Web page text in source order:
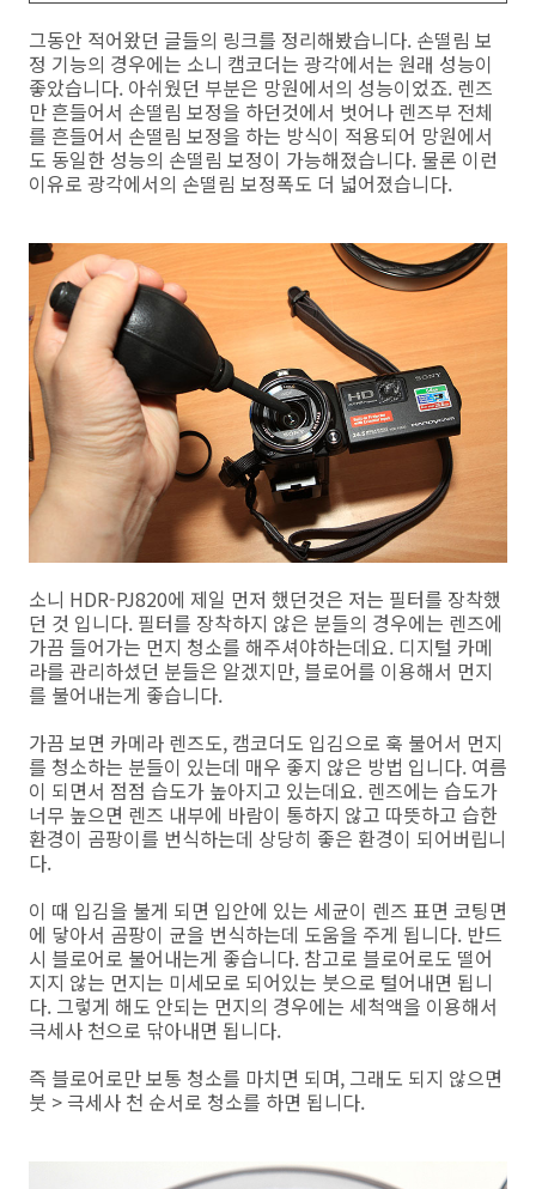
그동안 적어왔던 글들의 링크를 정리해봤습니다. 손떨림 보
정 기능의 경우에는 소니 캠코더는 광각에서는 원래 성능이
좋았습니다. 아쉬웠던 부분은 망원에서의 성능이었죠. 렌즈
만 흔들어서 손떨림 보정을 하던것에서 벗어나 렌즈부 전체
를 흔들어서 손떨림 보정을 하는 방식이 적용되어 망원에서
도 동일한 성능의 손떨림 보정이 가능해졌습니다. 물론 이런
이유로 광각에서의 손떨림 보정폭도 더 넓어졌습니다.
소니 HDR-PJ820에 제일 먼저 했던것은 저는 필터를 장착했
던 것 입니다. 필터를 장착하지 않은 분들의 경우에는 렌즈에
가끔 들어가는 먼지 청소를 해주셔야하는데요. 디지털 카메
라를 관리하셨던 분들은 알겠지만, 블로어를 이용해서 먼지
를 불어내는게 좋습니다.
가끔 보면 카메라 렌즈도, 캠코더도 입김으로 훅 불어서 먼지
를 청소하는 분들이 있는데 매우 좋지 않은 방법 입니다. 여름
이 되면서 점점 습도가 높아지고 있는데요. 렌즈에는 습도가
너무 높으면 렌즈 내부에 바람이 통하지 않고 따뜻하고 습한
환경이 곰팡이를 번식하는데 상당히 좋은 환경이 되어버립니
다.
이 때 입김을 불게 되면 입안에 있는 세균이 렌즈 표면 코팅면
에 닿아서 곰팡이 균을 번식하는데 도움을 주게 됩니다. 반드
시 블로어로 불어내는게 좋습니다. 참고로 블로어로도 떨어
지지 않는 먼지는 미세모로 되어있는 붓으로 털어내면 됩니
다. 그렇게 해도 안되는 먼지의 경우에는 세척액을 이용해서
극세사 천으로 닦아내면 됩니다.
즉 블로어로만 보통 청소를 마치면 되며, 그래도 되지 않으면
붓 > 극세사 천 순서로 청소를 하면 됩니다.